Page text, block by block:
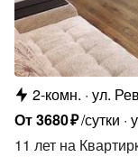
2-комн. ул.
От3680₽/сутки
11 лет на